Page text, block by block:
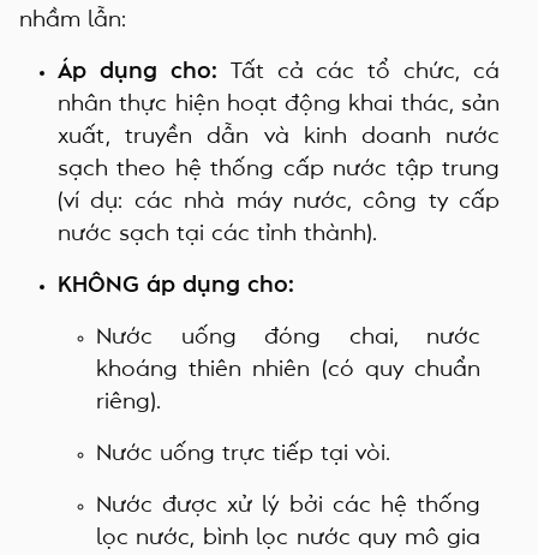
nhầm lẫn:
Áp dụng cho: Tất cả các tổ chức, cá
nhân thực hiện hoạt động khai thác, sản
xuất, truyền dẫn và kinh doanh nước
sạch theo hệ thống cấp nước tập trung
(ví dụ: các nhà máy nước, công ty cấp
nước sạch tại các tỉnh thành).
KHÔNG áp dụng cho:
Nước uống đóng chai, nước
khoáng thiên nhiên (có quy chuẩn
riêng).
Nước uống trực tiếp tại vòi.
Nước được xử lý bởi các hệ thống
lọc nước, bình lọc nước quy mô gia